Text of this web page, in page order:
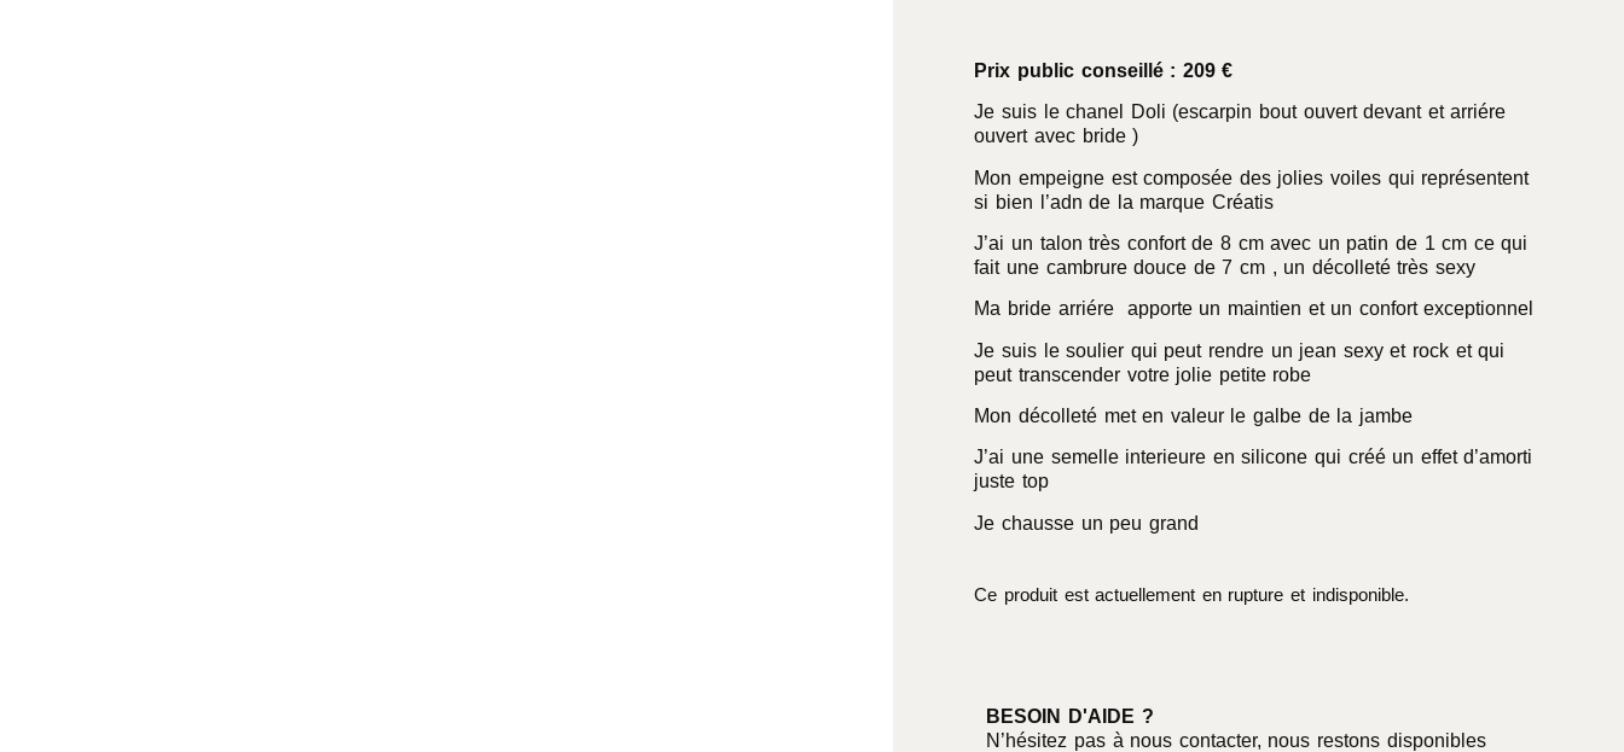
Prix public conseillé : 209 €
Je suis le chanel Doli (escarpin bout ouvert devant et arriére
ouvert avec bride )
Mon empeigne est composée des jolies voiles qui représentent
si bien l’adn de la marque Créatis
J’ai un talon très confort de 8 cm avec un patin de 1 cm ce qui
fait une cambrure douce de 7 cm , un décolleté très sexy
Ma bride arriére apporte un maintien et un confort exceptionnel
Je suis le soulier qui peut rendre un jean sexy et rock et qui
peut transcender votre jolie petite robe
Mon décolleté met en valeur le galbe de la jambe
J’ai une semelle interieure en silicone qui créé un effet d’amorti
juste top
Je chausse un peu grand
Ce produit est actuellement en rupture et indisponible.
BESOIN D'AIDE ?
N’hésitez pas à nous contacter, nous restons disponibles